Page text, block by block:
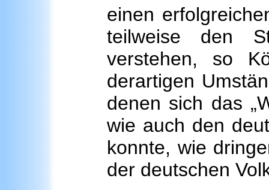
einen
teilweise den
verstehen, so
derartigen
denen sich das
wie auch den
konnte, wie
der deutschen